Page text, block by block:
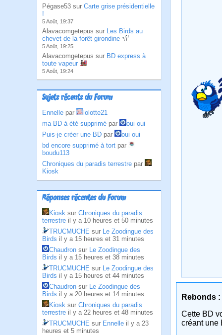
Pégase53 sur Carte grise présidentielle
!
5 Août, 19:37
Alavacomgetepus sur Les Birds au
chevet de la forêt girondine
5 Août, 19:25
Alavacomgetepus sur BD express à
toute vapeur
5 Août, 19:24
Sujets récents du Forum
Ennelle par
lolotte21
ma BD à été supprimé par
oui oui
Puis-je créer une BD par
oui oui
bd encore supprimé à tort par
boudu113
Chroniques du paradis terrestre par
Kiosk
Réponses récentes du Forum
Kiosk sur Chroniques du paradis
terrestre il y a 10 heures et 50 minutes
TRUCMUCHE sur Le Zoodingue des
Birds il y a 15 heures et 31 minutes
Chaudron sur Le Zoodingue des
Birds il y a 15 heures et 38 minutes
TRUCMUCHE sur Le Zoodingue des
Birds il y a 15 heures et 44 minutes
Chaudron sur Le Zoodingue des
Birds il y a 20 heures et 14 minutes
Kiosk sur Chroniques du paradis
terrestre il y a 22 heures et 48 minutes
TRUCMUCHE sur Ennelle il y a 23
heures et 5 minutes
Rebonds :
Cette BD
créant une